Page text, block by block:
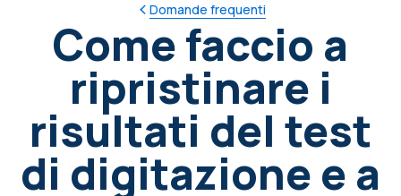
Domande frequenti
Come faccio a
ripristinare i
risultati del test
di digitazione e a